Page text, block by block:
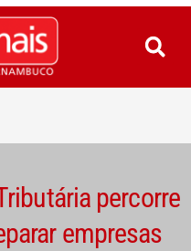
percorre
empresas